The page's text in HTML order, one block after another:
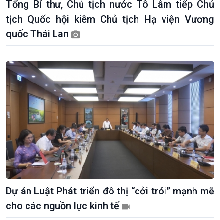
Tổng Bí thư, Chủ tịch nước Tô Lâm tiếp Chủ
tịch Quốc hội kiêm Chủ tịch Hạ viện Vương
quốc Thái Lan
Dự án Luật Phát triển đô thị “cởi trói” mạnh mẽ
cho các nguồn lực kinh tế